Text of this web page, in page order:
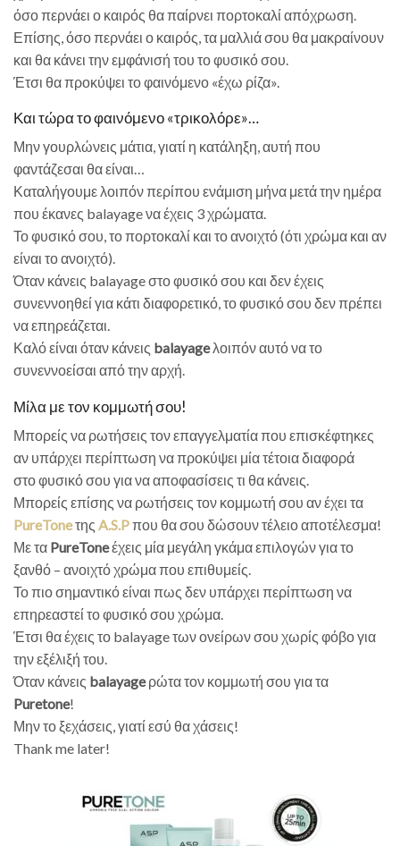
όσο περνάει ο καιρός θα παίρνει πορτοκαλί απόχρωση.
Επίσης, όσο περνάει ο καιρός, τα μαλλιά σου θα μακραίνουν
και θα κάνει την εμφάνισή του το φυσικό σου.
Έτσι θα προκύψει το φαινόμενο «έχω ρίζα».
Και τώρα το φαινόμενο «τρικολόρε»…
Μην γουρλώνεις μάτια, γιατί η κατάληξη, αυτή που
φαντάζεσαι θα είναι…
Καταλήγουμε λοιπόν περίπου ενάμιση μήνα μετά την ημέρα
που έκανες balayage να έχεις 3 χρώματα.
Το φυσικό σου, το πορτοκαλί και το ανοιχτό (ότι χρώμα και αν
είναι το ανοιχτό).
Όταν κάνεις balayage στο φυσικό σου και δεν έχεις
συνεννοηθεί για κάτι διαφορετικό, το φυσικό σου δεν πρέπει
να επηρεάζεται.
Καλό είναι όταν κάνεις balayageλοιπόν αυτό να το
συνεννοείσαι από την αρχή.
Μίλα με τον κομμωτή σου!
Μπορείς να ρωτήσεις τον επαγγελματία που επισκέφτηκες
αν υπάρχει περίπτωση να προκύψει μία τέτοια διαφορά
στο φυσικό σου για να αποφασίσεις τι θα κάνεις.
Μπορείς επίσης να ρωτήσεις τον κομμωτή σου αν έχει τα
PureToneτης A.S.Pπου θα σου δώσουν τέλειο αποτέλεσμα!
Με τα PureToneέχεις μία μεγάλη γκάμα επιλογών για το
ξανθό – ανοιχτό χρώμα που επιθυμείς.
Το πιο σημαντικό είναι πως δεν υπάρχει περίπτωση να
επηρεαστεί το φυσικό σου χρώμα.
Έτσι θα έχεις το balayage των ονείρων σου χωρίς φόβο για
την εξέλιξή του.
Όταν κάνεις balayageρώτα τον κομμωτή σου για τα
Puretone!
Μην το ξεχάσεις, γιατί εσύ θα χάσεις!
Thank me later!